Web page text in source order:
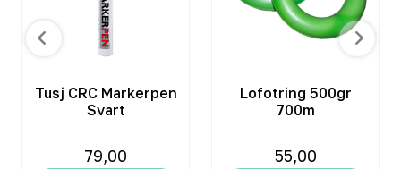
Tusj CRC Markerpen
Svart
79,00
Lofotring 500gr
700m
55,00